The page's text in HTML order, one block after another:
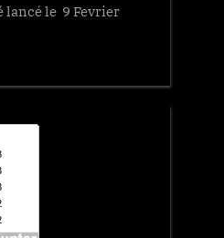
lancé le 9 Fevrier